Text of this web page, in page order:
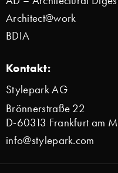
Architect@work
BDIA
Kontakt:
Stylepark AG
Brönnerstraße 22
D-60313 Frankfurt am
info@stylepark.com